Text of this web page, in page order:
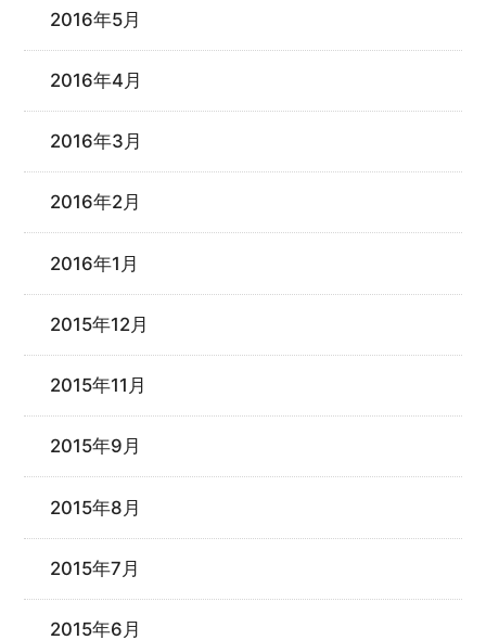
2016年5月
2016年4月
2016年3月
2016年2月
2016年1月
2015年12月
2015年11月
2015年9月
2015年8月
2015年7月
2015年6月